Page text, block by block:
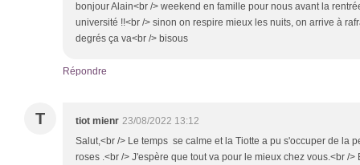
bonjour Alain<br /> weekend en famille pour nous avant la
université !!<br /> sinon on respire mieux les nuits, on arrive à
degrés ça va<br /> bisous
Répondre
T tiot mienr 23/08/2022 13:12
Salut,<br /> Le temps se calme et la Tiotte a pu s'occuper de la
roses .<br /> J'espère que tout va pour le mieux chez vous.<br /